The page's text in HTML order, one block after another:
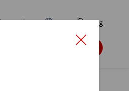
EN Søg
Søg støtte